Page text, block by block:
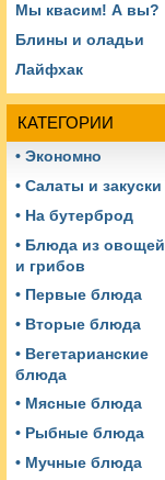
Мы квасим! А вы?
Блины и оладьи
Лайфхак
КАТЕГОРИИ
• Экономно
• Салаты и закуски
• На бутерброд
• Блюда из овощей
и грибов
• Первые блюда
• Вторые блюда
• Вегетарианские
блюда
• Мясные блюда
• Рыбные блюда
• Мучные блюда